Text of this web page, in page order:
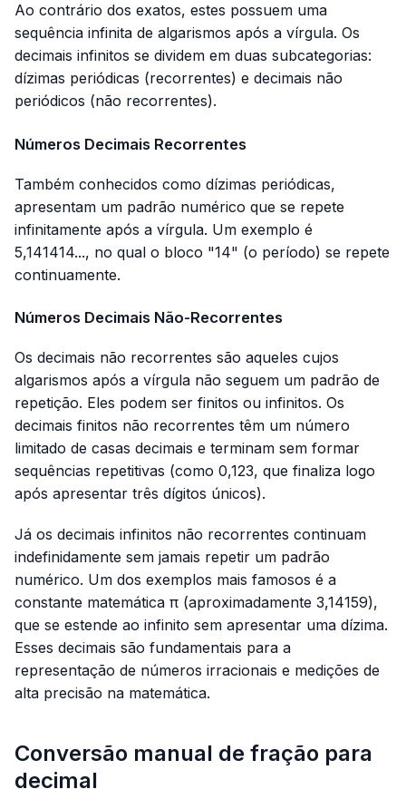
Ao contrário dos exatos, estes possuem uma
sequência infinita de algarismos após a vírgula. Os
decimais infinitos se dividem em duas subcategorias:
dízimas periódicas (recorrentes) e decimais não
periódicos (não recorrentes).
Números Decimais Recorrentes
Também conhecidos como dízimas periódicas,
apresentam um padrão numérico que se repete
infinitamente após a vírgula. Um exemplo é
5,141414..., no qual o bloco "14" (o período) se repete
continuamente.
Números Decimais Não-Recorrentes
Os decimais não recorrentes são aqueles cujos
algarismos após a vírgula não seguem um padrão de
repetição. Eles podem ser finitos ou infinitos. Os
decimais finitos não recorrentes têm um número
limitado de casas decimais e terminam sem formar
sequências repetitivas (como 0,123, que finaliza logo
após apresentar três dígitos únicos).
Já os decimais infinitos não recorrentes continuam
indefinidamente sem jamais repetir um padrão
numérico. Um dos exemplos mais famosos é a
constante matemática π (aproximadamente 3,14159),
que se estende ao infinito sem apresentar uma dízima.
Esses decimais são fundamentais para a
representação de números irracionais e medições de
alta precisão na matemática.
Conversão manual de fração para
decimal